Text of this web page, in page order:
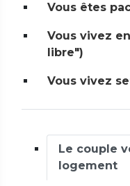
Vous êtes
Vous vivez
libre")
Vous vivez
Le couple
logement